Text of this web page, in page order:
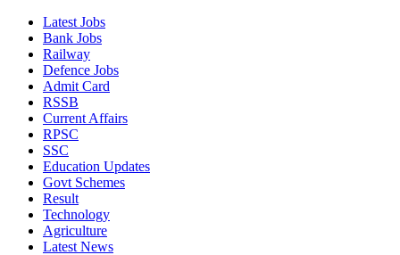
Latest Jobs
Bank Jobs
Railway
Defence Jobs
Admit Card
RSSB
Current Affairs
RPSC
SSC
Education Updates
Govt Schemes
Result
Technology
Agriculture
Latest News